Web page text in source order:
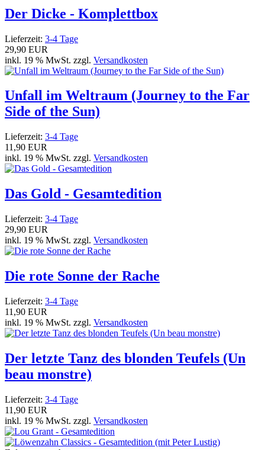
Der Dicke - Komplettbox
Lieferzeit: 3-4 Tage
29,90 EUR
inkl. 19 % MwSt. zzgl. Versandkosten
Unfall im Weltraum (Journey to the Far
Side of the Sun)
Lieferzeit: 3-4 Tage
11,90 EUR
inkl. 19 % MwSt. zzgl. Versandkosten
Das Gold - Gesamtedition
Lieferzeit: 3-4 Tage
29,90 EUR
inkl. 19 % MwSt. zzgl. Versandkosten
Die rote Sonne der Rache
Lieferzeit: 3-4 Tage
11,90 EUR
inkl. 19 % MwSt. zzgl. Versandkosten
Der letzte Tanz des blonden Teufels (Un
beau monstre)
Lieferzeit: 3-4 Tage
11,90 EUR
inkl. 19 % MwSt. zzgl. Versandkosten